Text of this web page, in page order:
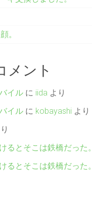
。
メント
イル に iida より
イル に kobayashi より
るとそこは鉄橋だった。
るとそこは鉄橋だった。